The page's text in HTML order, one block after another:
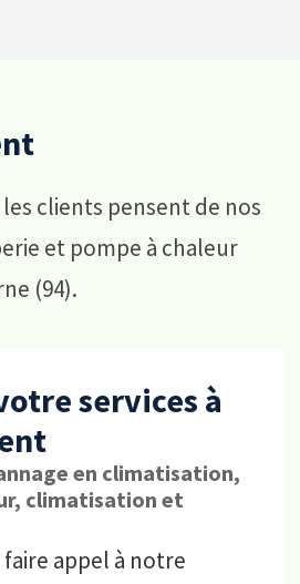
clients pensent de nos
et pompe à chaleur
(94).
services à
en climatisation,
climatisation et
faire appel à notre